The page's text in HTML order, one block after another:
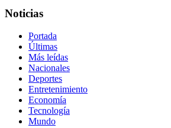
Noticias
Portada
Últimas
Más leídas
Nacionales
Deportes
Entretenimiento
Economía
Tecnología
Mundo